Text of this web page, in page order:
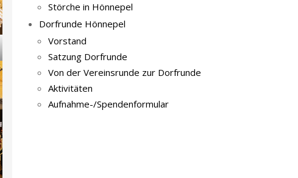
Störche in Hönnepel
Dorfrunde Hönnepel
Vorstand
Satzung Dorfrunde
Von der Vereinsrunde zur Dorfrunde
Aktivitäten
Aufnahme-/Spendenformular